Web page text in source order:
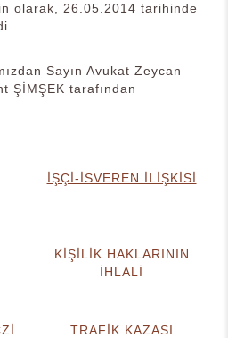
olarak, 26.05.2014 tarihinde
Sayın Avukat Zeycan
ŞİMŞEK tarafından
İŞÇİ-İSVEREN İLİŞKİSİ
KİŞİLİK HAKLARININ
İHLALİ
TRAFİK KAZASI